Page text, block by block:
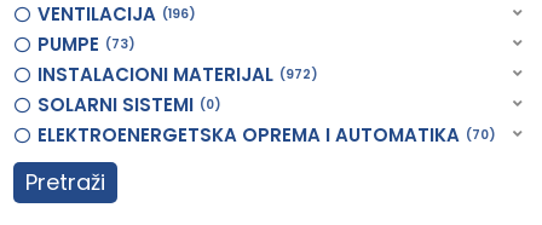
VENTILACIJA 196
PUMPE 73
INSTALACIONI MATERIJAL 972
SOLARNI SISTEMI 0
ELEKTROENERGETSKA OPREMA I AUTOMATIKA 70
Pretraži